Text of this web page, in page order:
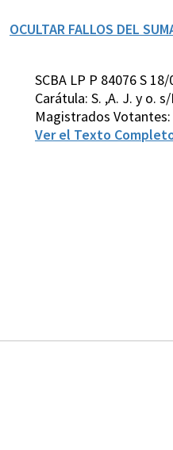
OCULTAR FALLOS DEL
SCBA LP P 84076 S
Carátula: S. ,A. J. y o.
Magistrados Votantes:
Ver el Texto